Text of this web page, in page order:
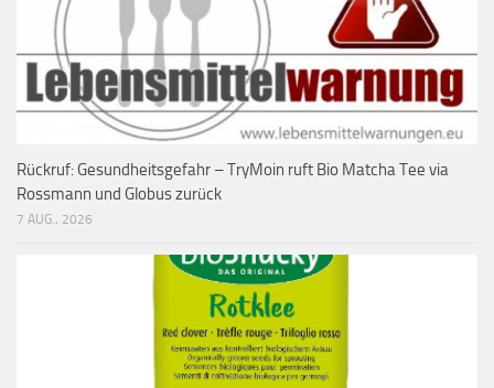
Rückruf: Gesundheitsgefahr – TryMoin ruft Bio Matcha Tee via
Rossmann und Globus zurück
7 AUG., 2026